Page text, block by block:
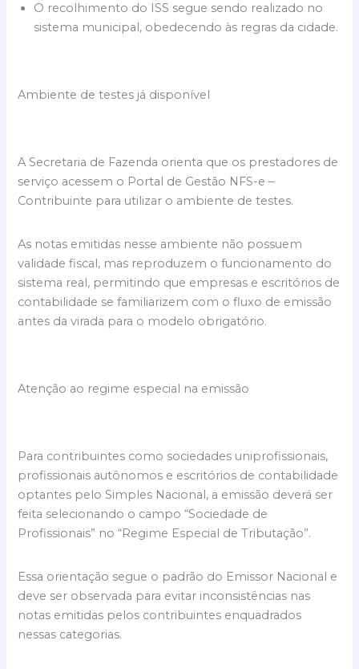
O recolhimento do ISS segue sendo realizado no
sistema municipal, obedecendo às regras da cidade.
Ambiente de testes já disponível
A Secretaria de Fazenda orienta que os prestadores de
serviço acessem o Portal de Gestão NFS-e –
Contribuinte para utilizar o ambiente de testes.
As notas emitidas nesse ambiente não possuem
validade fiscal, mas reproduzem o funcionamento do
sistema real, permitindo que empresas e escritórios de
contabilidade se familiarizem com o fluxo de emissão
antes da virada para o modelo obrigatório.
Atenção ao regime especial na emissão
Para contribuintes como sociedades uniprofissionais,
profissionais autônomos e escritórios de contabilidade
optantes pelo Simples Nacional, a emissão deverá ser
feita selecionando o campo “Sociedade de
Profissionais” no “Regime Especial de Tributação”.
Essa orientação segue o padrão do Emissor Nacional e
deve ser observada para evitar inconsistências nas
notas emitidas pelos contribuintes enquadrados
nessas categorias.